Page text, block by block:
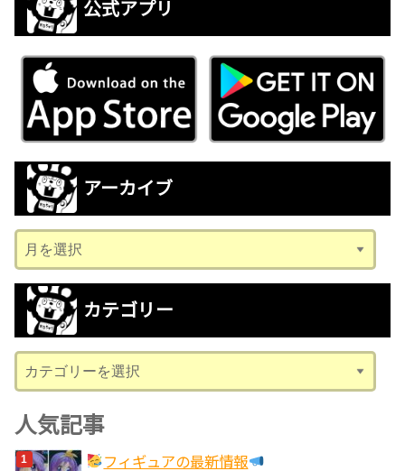
公式アプリ
アーカイブ
ー
カ
ブ
カテゴリー
テ
ゴ
リ
ー
人気記事
フィギュアの最新情報